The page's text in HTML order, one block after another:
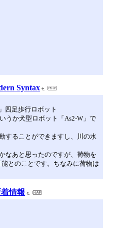
Syntax
四足歩行ロボット
うか犬型ロボット「As2-W」で
することができますし、川の水
なあと思ったのですが、荷物を
とのことです。ちなみに荷物は
情報